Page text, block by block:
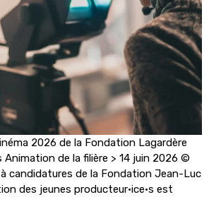
2026 de la Fondation Lagardère
Animation de la filière > 14 juin 2026 ©
à candidatures de la Fondation Jean-Luc
des jeunes producteur·ice·s est